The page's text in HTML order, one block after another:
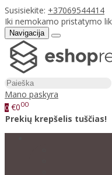
Susisiekite: +37069544414
Iki nemokamo pristatymo
Navigacija
Mano paskyra
0 €000
Prekių krepšelis tuščias!